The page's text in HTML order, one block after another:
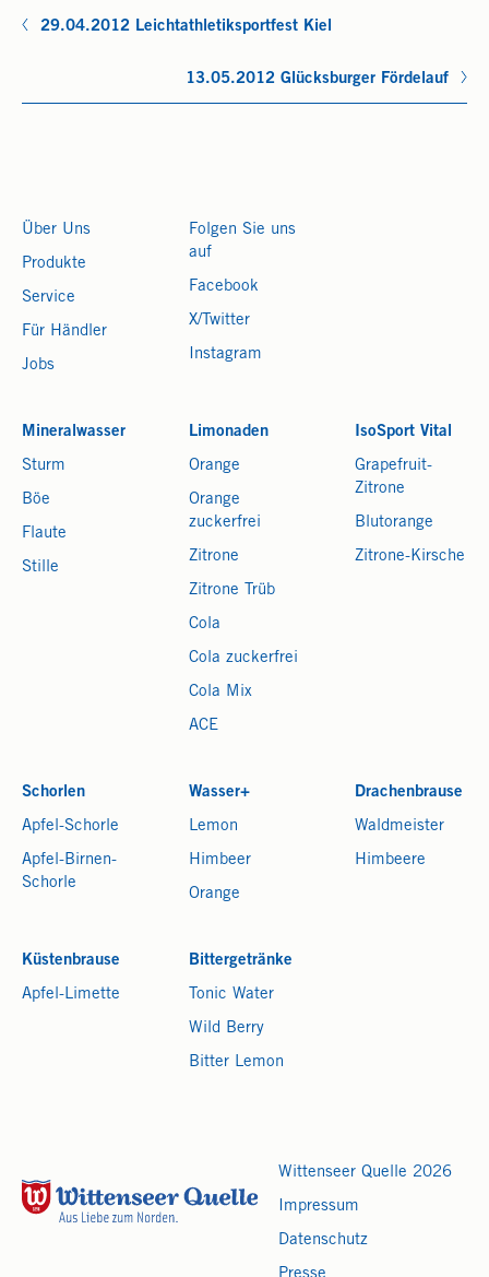
29.04.2012 Leichtathletiksportfest Kiel
13.05.2012 Glücksburger Fördelauf
Mineralwasser
Sturm
Böe
Flaute
Stille
Limonaden
Orange
Orange
zuckerfrei
Zitrone
Zitrone Trüb
Cola
Cola zuckerfrei
Cola Mix
ACE
IsoSport Vital
Grapefruit-
Zitrone
Blutorange
Zitrone-Kirsche
Schorlen
Apfel-Schorle
Apfel-Birnen-
Schorle
Wasser+
Lemon
Himbeer
Orange
Drachenbrause
Waldmeister
Himbeere
Küstenbrause
Apfel-Limette
Bittergetränke
Tonic Water
Wild Berry
Bitter Lemon
Über Uns
Produkte
Service
Für Händler
Jobs
Folgen Sie uns
auf
Facebook
X/Twitter
Instagram
Wittenseer Quelle 2026
Impressum
Datenschutz